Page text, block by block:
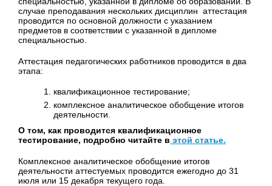
случае преподавания нескольких дисциплин аттестация
проводится по основной должности с указанием
предметов в соответствии с указанной в дипломе
специальностью.
Аттестация педагогических работников проводится в два
этапа:
квалификационное тестирование;
комплексное аналитическое обобщение итогов
деятельности.
О том, как проводится квалификационное
тестирование, подробно читайте в этой статье.
Комплексное аналитическое обобщение итогов
деятельности аттестуемых проводится ежегодно до 31
июля или 15 декабря текущего года.